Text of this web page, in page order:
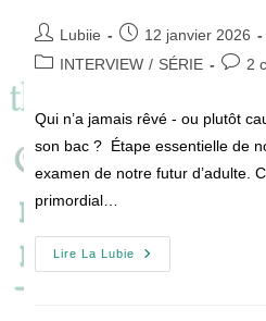
Auteur/autrice
de
Lubiie
Publication
publiée :
12 janvier 2026
PostINTERVIEW / SÉRIE 2
Qui n’a jamais rêvé - ou plutôt
son bac ? Étape essentielle de
examen de notre futur d’adulte.
primordial…
Lire La Lubie
LE
DIPLÔME